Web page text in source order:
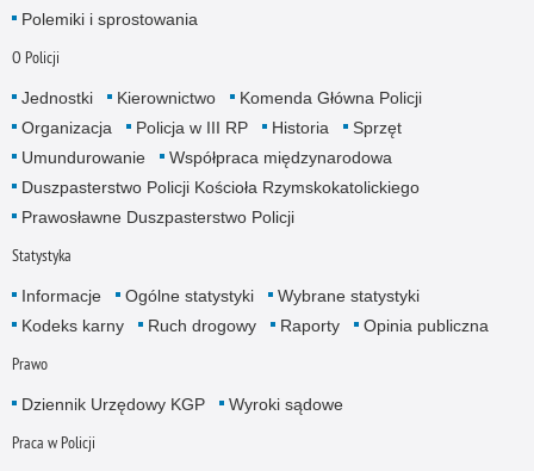
Polemiki i sprostowania
O Policji
Jednostki Kierownictwo
Komenda Główna Policji
Organizacja
Policja w III RP Historia
Sprzęt
Umundurowanie
Współpraca międzynarodowa
Duszpasterstwo Policji Kościoła Rzymskokatolickiego
Prawosławne Duszpasterstwo Policji
Statystyka
Informacje Ogólne statystyki
Wybrane statystyki
Kodeks karny
Ruch drogowy Raporty Opinia publiczna
Prawo
Dziennik Urzędowy KGP Wyroki sądowe
Praca w Policji